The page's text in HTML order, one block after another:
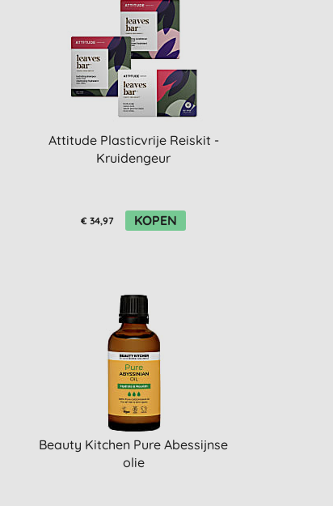
Attitude Plasticvrije Reiskit -
Kruidengeur
€ 34,97 KOPEN
Beauty Kitchen Pure Abessijnse
olie